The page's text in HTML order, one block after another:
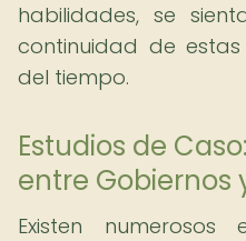
habilidades, se
continuidad de
del tiempo.
Estudios de
entre Gobiernos
Existen numerosos